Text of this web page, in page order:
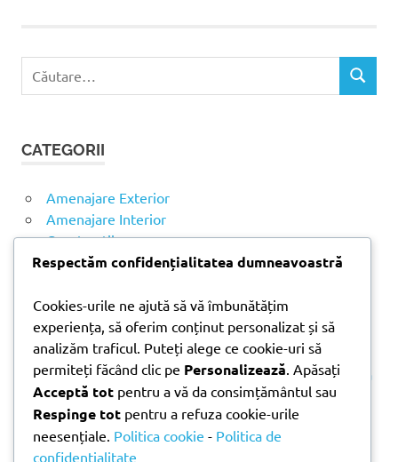
ă
u
p
ă
C
CATEGORII
Amenajare Exterior
Amenajare Interior
Construcții
Noutăți
ARTICOLE RECENTE
Parchet laminat sau SPC? Diferențele care contează
Materiale pentru zidărie – avantajele fiecărei soluții
și când se folosesc
Ghid practic pentru alegerea vopselei lavabile
Respectăm confidențialitatea dumneavoastră
Cookies-urile ne ajută să vă îmbunătățim
experiența, să oferim conținut personalizat și să
analizăm traficul. Puteți alege ce cookie-uri să
permiteți făcând clic pe Personalizează . Apăsați
Acceptă tot pentru a vă da consimțământul sau
Respinge tot pentru a refuza cookie-urile
neesențiale. Politica cookie - Politica de
confidențialitate